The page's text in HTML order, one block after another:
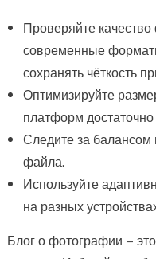
Проверяйте
современные
сохранять чёткость
Оптимизируйте
платформ
Следите за
файла.
Используйте
на разных
Блог о фотографии –